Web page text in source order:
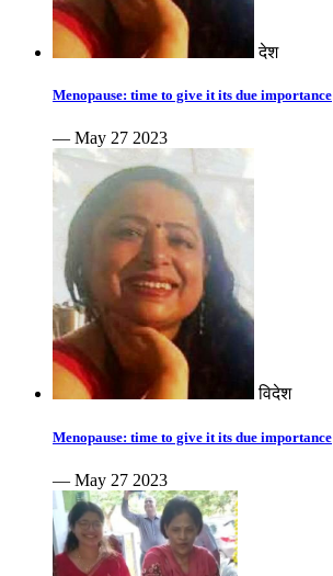
देश
Menopause: time to give it its due importance
— May 27 2023
विदेश
Menopause: time to give it its due importance
— May 27 2023